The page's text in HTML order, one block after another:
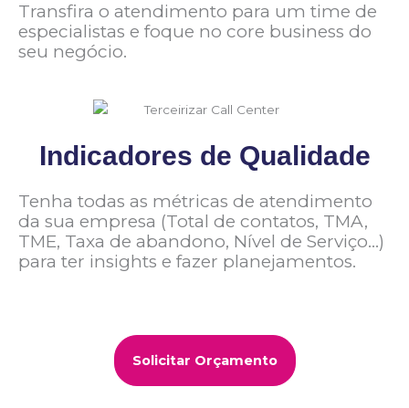
Transfira o atendimento para um time de
especialistas e foque no core business do
seu negócio.
Indicadores de Qualidade
Tenha todas as métricas de atendimento
da sua empresa (Total de contatos, TMA,
TME, Taxa de abandono, Nível de Serviço…)
para ter insights e fazer planejamentos.
Solicitar Orçamento